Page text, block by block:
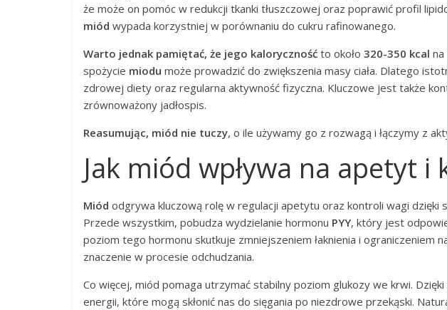
że może on pomóc w redukcji tkanki tłuszczowej oraz poprawić profil
miód wypada korzystniej w porównaniu do cukru rafinowanego.
Warto jednak pamiętać, że jego kaloryczność to około 320-350 kcal na
spożycie miodu może prowadzić do zwiększenia masy ciała. Dlatego
zdrowej diety oraz regularna aktywność fizyczna. Kluczowe jest także
zrównoważony jadłospis.
Reasumując, miód nie tuczy, o ile używamy go z rozwagą i łączymy z
Jak miód wpływa na apetyt i
Miód odgrywa kluczową rolę w regulacji apetytu oraz kontroli wagi dzięki
Przede wszystkim, pobudza wydzielanie hormonu PYY, który jest
poziom tego hormonu skutkuje zmniejszeniem łaknienia i ograniczeniem
znaczenie w procesie odchudzania.
Co więcej, miód pomaga utrzymać stabilny poziom glukozy we krwi.
energii, które mogą skłonić nas do sięgania po niezdrowe przekąski.